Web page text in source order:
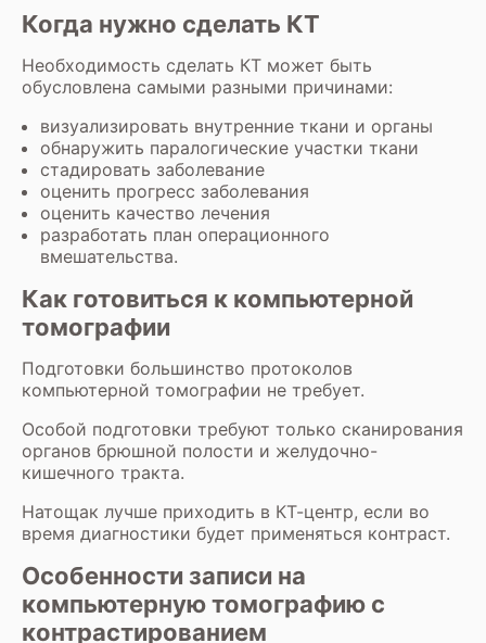
Когда нужно сделать КТ
Необходимость сделать КТ может быть
обусловлена самыми разными причинами:
визуализировать внутренние ткани и органы
обнаружить паралогические участки ткани
стадировать заболевание
оценить прогресс заболевания
оценить качество лечения
разработать план операционного
вмешательства.
Как готовиться к компьютерной
томографии
Подготовки большинство протоколов
компьютерной томографии не требует.
Особой подготовки требуют только сканирования
органов брюшной полости и желудочно-
кишечного тракта.
Натощак лучше приходить в КТ-центр, если во
время диагностики будет применяться контраст.
Особенности записи на
компьютерную томографию с
контрастированием